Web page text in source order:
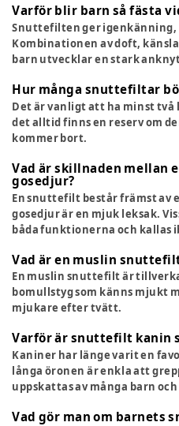
Varför blir barn så fästa
Snuttefilten ger
Kombinationen av doft,
barn utvecklar en stark
Hur många snuttefiltar
Det är vanligt att ha minst
det alltid finns en reserv om
kommer bort.
Vad är skillnaden mellan
gosedjur?
En snuttefilt består främst av
gosedjur är en mjuk leksak.
båda funktionerna och kallas
Vad är en muslin
En muslin snuttefilt är
bomullstyg som känns mjukt
mjukare efter tvätt.
Varför är snuttefilt kanin
Kaniner har länge varit en
långa öronen är enkla att
uppskattas av många barn
Vad gör man om barnets